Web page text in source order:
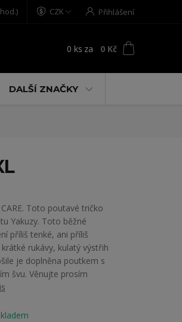
CZK Přihlášení
0 ks za 0 Kč
DALŠÍ ZNAČKY
CARE. Toto poutavé tričko
Yakuzy. Toto běžné
příliš tenké, ani příliš
rukávy, kulatý výstřih
je doplněna poutkem s
švu. Věnujte prosím